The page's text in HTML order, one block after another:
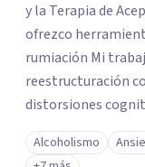
y la Terapia de
ofrezco
rumiación Mi trabajo incluye la Activación Conductual y la
reestructuración
distorsiones
cognitivas. Con
es brindarte un
Alcoholismo